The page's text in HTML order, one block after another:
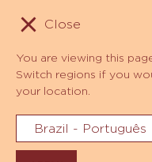
Close
You are viewing this
Switch regions if you
your location.